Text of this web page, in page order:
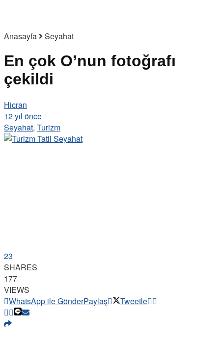
Anasayfa Seyahat
En çok O’nun fotoğrafı
çekildi
Hicran
12 yıl önce
Seyahat, Turizm
23
SHARES
177
VIEWS
WhatsApp ile GönderPaylaş Tweetle